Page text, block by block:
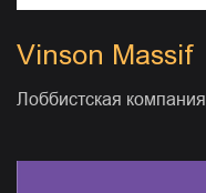
Vinson Massif
Лоббистская компания